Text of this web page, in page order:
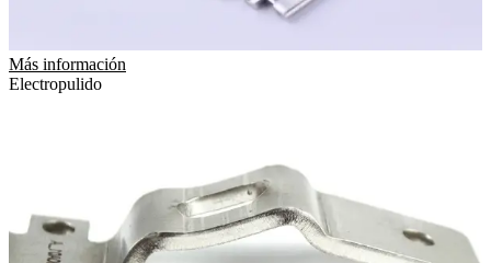
Más información
Electropulido